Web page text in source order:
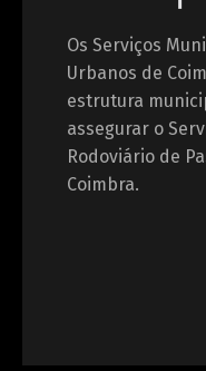
Os Serviços
Urbanos de
estrutura
assegurar o
Rodoviário de
Coimbra.